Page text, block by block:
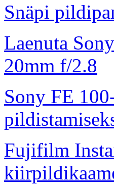
Snäpi
Laenuta
20mm f/2.8
Sony FE
Fujifilm